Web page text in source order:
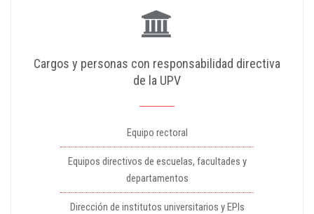
Cargos y personas con responsabilidad directiva
de la UPV
Equipo rectoral
Equipos directivos de escuelas, facultades y
departamentos
Dirección de institutos universitarios y EPIs